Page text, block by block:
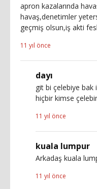
apron kazalarında
havaş,denetimler
geçmiş olsun,iş akti
11 yıl önce
dayı
git bi çelebiye bak
hiçbir kimse
11 yıl önce
kuala lumpur
Arkadaş kuala
11 yıl önce